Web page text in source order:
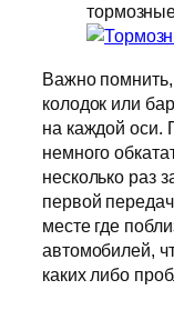
Важно
колодок или
на каждой оси.
немного
несколько раз
первой
месте где
автомобилей,
каких либо